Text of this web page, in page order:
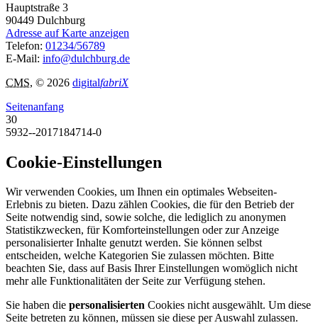
Hauptstraße 3
90449 Dulchburg
Adresse auf Karte anzeigen
Telefon: 01234/56789
E-Mail: info@dulchburg.de
CMS, © 2026 digitalfabriX
Seitenanfang
30
5932--2017184714-0
Cookie-Einstellungen
Wir verwenden Cookies, um Ihnen ein optimales Webseiten-
Erlebnis zu bieten. Dazu zählen Cookies, die für den Betrieb der
Seite notwendig sind, sowie solche, die lediglich zu anonymen
Statistikzwecken, für Komforteinstellungen oder zur Anzeige
personalisierter Inhalte genutzt werden. Sie können selbst
entscheiden, welche Kategorien Sie zulassen möchten. Bitte
beachten Sie, dass auf Basis Ihrer Einstellungen womöglich nicht
mehr alle Funktionalitäten der Seite zur Verfügung stehen.
Sie haben die personalisierten Cookies nicht ausgewählt. Um diese
Seite betreten zu können, müssen sie diese per Auswahl zulassen.